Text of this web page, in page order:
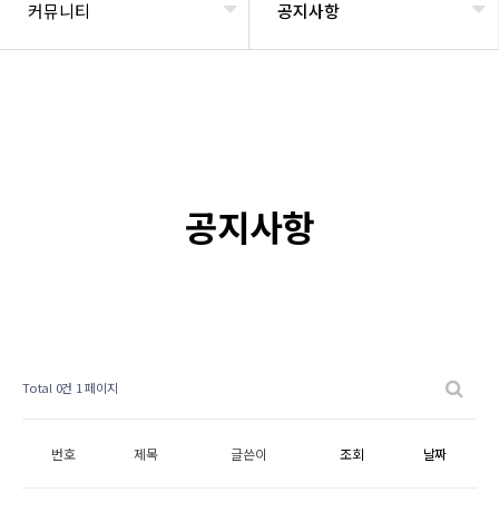
커뮤니티 공지사항
공지사항
Total 0건 1 페이지
번호 제목 글쓴이 조회 날짜